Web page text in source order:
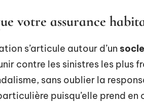
votre assurance
s’articule autour d’un
contre les sinistres les plus
sans oublier la
puisqu’elle prend en